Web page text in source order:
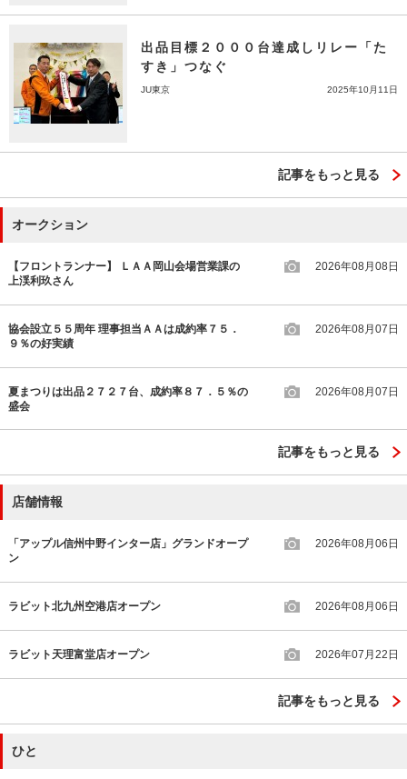
出品目標２０００台達成しリレー「た
すき」つなぐ
JU東京 2025年10月11日
記事をもっと見る
オークション
【フロントランナー】 ＬＡＡ岡山会場営業課の
上渓利玖さん
2026年08月08日
協会設立５５周年 理事担当ＡＡは成約率７５．
９％の好実績
2026年08月07日
夏まつりは出品２７２７台、成約率８７．５％の
盛会
2026年08月07日
記事をもっと見る
店舗情報
「アップル信州中野インター店」グランドオープ
ン
2026年08月06日
ラビット北九州空港店オープン 2026年08月06日
ラビット天理富堂店オープン 2026年07月22日
記事をもっと見る
ひと